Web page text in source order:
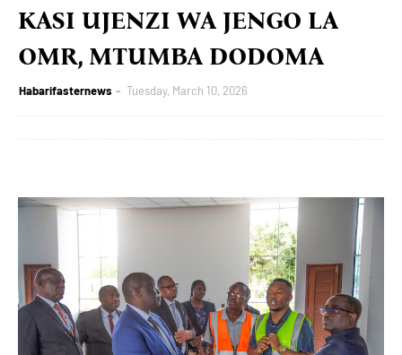
KASI UJENZI WA JENGO LA
OMR, MTUMBA DODOMA
Habarifasternews Tuesday, March 10, 2026